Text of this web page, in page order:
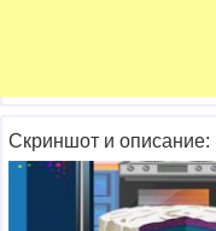
Скриншот и описание: